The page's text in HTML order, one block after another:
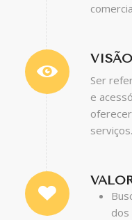
VISÃO
Ser
e
serviços.
dos